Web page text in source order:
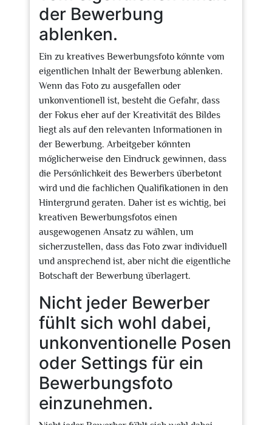
der Bewerbung
ablenken.
Ein zu kreatives Bewerbungsfoto könnte vom
eigentlichen Inhalt der Bewerbung ablenken.
Wenn das Foto zu ausgefallen oder
unkonventionell ist, besteht die Gefahr, dass
der Fokus eher auf der Kreativität des Bildes
liegt als auf den relevanten Informationen in
der Bewerbung. Arbeitgeber könnten
möglicherweise den Eindruck gewinnen, dass
die Persönlichkeit des Bewerbers überbetont
wird und die fachlichen Qualifikationen in den
Hintergrund geraten. Daher ist es wichtig, bei
kreativen Bewerbungsfotos einen
ausgewogenen Ansatz zu wählen, um
sicherzustellen, dass das Foto zwar individuell
und ansprechend ist, aber nicht die eigentliche
Botschaft der Bewerbung überlagert.
Nicht jeder Bewerber
fühlt sich wohl dabei,
unkonventionelle Posen
oder Settings für ein
Bewerbungsfoto
einzunehmen.